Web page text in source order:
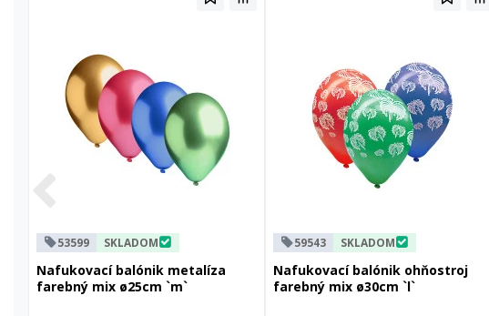
53599 SKLADOM
Nafukovací balónik metalíza
farebný mix ø25cm `m`
59543 SKLADOM
Nafukovací balónik ohňostroj
farebný mix ø30cm `l`